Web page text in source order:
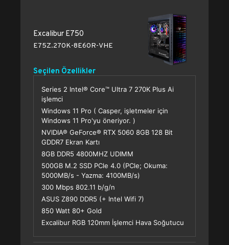
Excalibur E750
E75Z.270K-8E60R-VHE
Seçilen Özellikler
Series 2 Intel® Core™ Ultra 7 270K Plus Ai
işlemci
Windows 11 Pro ( Casper, işletmeler için
Windows 11 Pro'yu öneriyor. )
NVIDIA® GeForce® RTX 5060 8GB 128 Bit
GDDR7 Ekran Kartı
8GB DDR5 4800MHZ UDIMM
500GB M.2 SSD PCle 4.0 (PCle; Okuma:
5000MB/s - Yazma: 4100MB/s)
300 Mbps 802.11 b/g/n
ASUS Z890 DDR5 (+ Intel Wifi 7)
850 Watt 80+ Gold
Excalibur RGB 120mm İşlemci Hava Soğutucu